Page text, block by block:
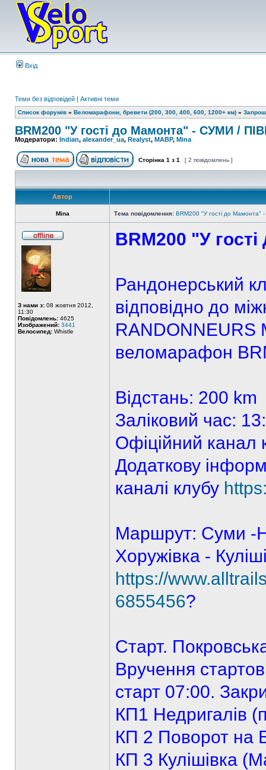
Вхід
Теми без відповідей | Активні теми
Список форумів » Веломарафони, бревети (200, 300, 400, 600, 1200+ км) »
BRM200 "У гості до Мамонта" - СУМИ /
Модератори: Indian, alexander_ua, Realyst, MABP, Mina
Сторінка 1 з 1 [ 2 повідомлень ]
Автор
Mina Тема повідомлення: BRM200 "У гості до Мамонта"
З нами з: 08 жовтня 2012,
11:30
Повідомлень: 4625
Изображений: 3441
Велосипед: Whistle
BRM200 "У
Рандонерський
відповідно до
RANDONNEURS
веломарафон
Відстань: 200 km
Заліковий час:
Офіційний канал
Додаткову
каналі клубу
Маршрут: Суми -
Хоружівка -
https://
6855456?
Старт.
Вручення
старт 07:00.
КП1 Недригалів
КП 2 Поворот на
КП 3 Кулішівка